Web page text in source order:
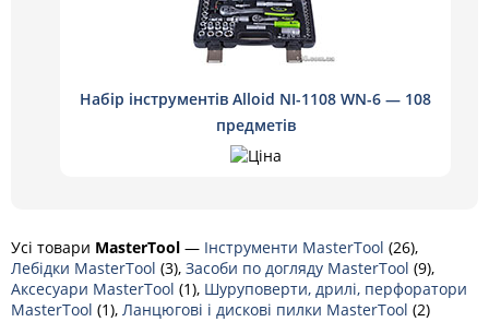
Набір інструментів Alloid NI-1108 WN-6 — 108
предметів
Усі товари MasterTool — Інструменти MasterTool (26),
Лебідки MasterTool (3), Засоби по догляду MasterTool (9),
Аксесуари MasterTool (1), Шуруповерти, дрилі, перфоратори
MasterTool (1), Ланцюгові і дискові пилки MasterTool (2)